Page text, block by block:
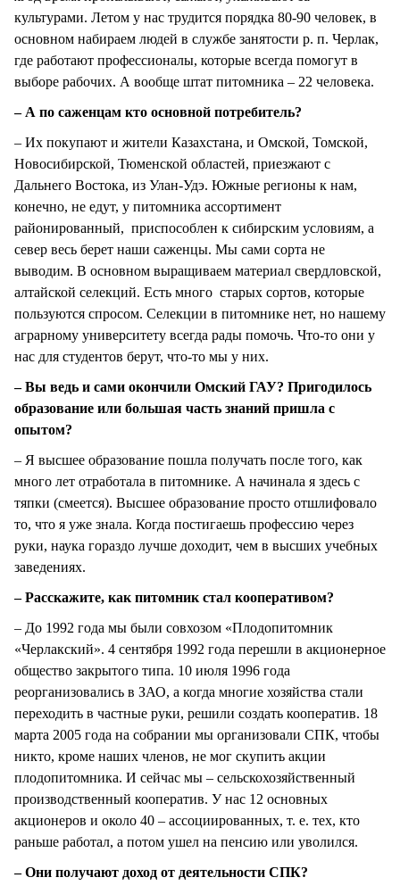
культурами. Летом у нас трудится порядка 80-90 человек, в
основном набираем людей в службе занятости р. п. Черлак,
где работают профессионалы, которые всегда помогут в
выборе рабочих. А вообще штат питомника – 22 человека.
– А по саженцам кто основной потребитель?
– Их покупают и жители Казахстана, и Омской, Томской,
Новосибирской, Тюменской областей, приезжают с
Дальнего Востока, из Улан-Удэ. Южные регионы к нам,
конечно, не едут, у питомника ассортимент
районированный, приспособлен к сибирским условиям, а
север весь берет наши саженцы. Мы сами сорта не
выводим. В основном выращиваем материал свердловской,
алтайской селекций. Есть много старых сортов, которые
пользуются спросом. Селекции в питомнике нет, но нашему
аграрному университету всегда рады помочь. Что-то они у
нас для студентов берут, что-то мы у них.
– Вы ведь и сами окончили Омский ГАУ? Пригодилось
образование или большая часть знаний пришла с
опытом?
– Я высшее образование пошла получать после того, как
много лет отработала в питомнике. А начинала я здесь с
тяпки (смеется). Высшее образование просто отшлифовало
то, что я уже знала. Когда постигаешь профессию через
руки, наука гораздо лучше доходит, чем в высших учебных
заведениях.
– Расскажите, как питомник стал кооперативом?
– До 1992 года мы были совхозом «Плодопитомник
«Черлакский». 4 сентября 1992 года перешли в акционерное
общество закрытого типа. 10 июля 1996 года
реорганизовались в ЗАО, а когда многие хозяйства стали
переходить в частные руки, решили создать кооператив. 18
марта 2005 года на собрании мы организовали СПК, чтобы
никто, кроме наших членов, не мог скупить акции
плодопитомника. И сейчас мы – сельскохозяйственный
производственный кооператив. У нас 12 основных
акционеров и около 40 – ассоциированных, т. е. тех, кто
раньше работал, а потом ушел на пенсию или уволился.
– Они получают доход от деятельности СПК?